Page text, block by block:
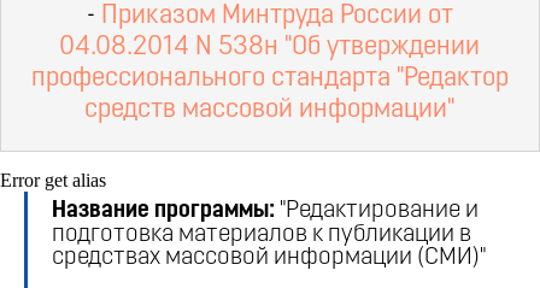
- Приказом Минтруда России от
04.08.2014 N 538н "Об утверждении
профессионального стандарта "Редактор
средств массовой информации"
Error get alias
Название программы: "Редактирование и
подготовка материалов к публикации в
средствах массовой информации (СМИ)"